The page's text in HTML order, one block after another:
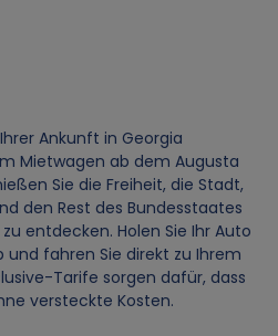
Ankunft in Georgia
Mietwagen ab dem Augusta
Sie die Freiheit, die Stadt,
den Rest des Bundesstaates
entdecken. Holen Sie Ihr Auto
fahren Sie direkt zu Ihrem
Tarife sorgen dafür, dass
versteckte Kosten.